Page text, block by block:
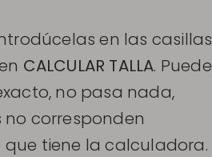
en las casillas
CALCULAR TALLA. Puede
no pasa nada,
corresponden
tiene la calculadora.